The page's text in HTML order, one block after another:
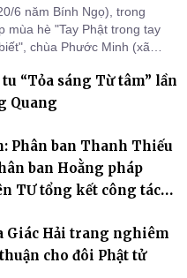
6 năm Bính Ngọ), trong
mùa hè "Tay Phật trong tay
chùa Phước Minh (xã
“Tỏa sáng Từ tâm” lần
Quang
Phân ban Thanh Thiếu
ban Hoằng pháp
TƯ tổng kết công tác
Giác Hải trang nghiêm
cho đôi Phật tử